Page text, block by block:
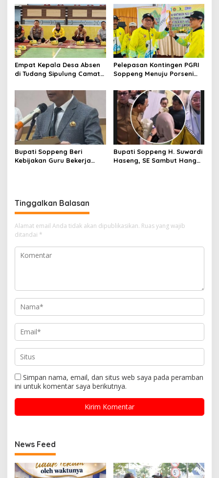
Sejak Mengabdi di Soppeng
Warga Antre Nikmati
Layanan Paspor Akhir
Pekan
Empat Kepala Desa Absen
di Tudang Sipulung Camat
Tuai Tanda Tanya
Pelepasan Kontingen PGRI
Soppeng Menuju Porseni
Sportivitas dan Harumkan
Nama Bumi Latemmamala
Bupati Soppeng Beri
Kebijakan Guru Bekerja
Bupati Soppeng H. Suwardi
Haseng, SE Sambut Hangat
Tinggalkan Balasan
Alamat email Anda tidak akan dipublikasikan. Ruas yang wajib
ditandai *
Simpan nama, email, dan situs web saya pada peramban
ini untuk komentar saya berikutnya.
News Feed